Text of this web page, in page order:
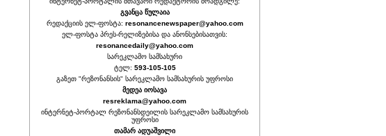
გვანცა წულაია
რედაქციის ელ-ფოსტა: resonancenewspaper@yahoo.com
ელ-ფოსტა პრეს-რელიზებისა და ანონსებისათვის:
resonancedaily@yahoo.com
სარეკლამო სამსახური
ტელ: 593-105-105
გაზეთ "რეზონანსის" სარეკლამო სამსახურის უფროსი
მედეა იოსავა
resreklama@yahoo.com
ინტერნეტ-პორტალ რეზონანსდეილის სარეკლამო სამსახურის
უფროსი
თამარ ადუაშვილი